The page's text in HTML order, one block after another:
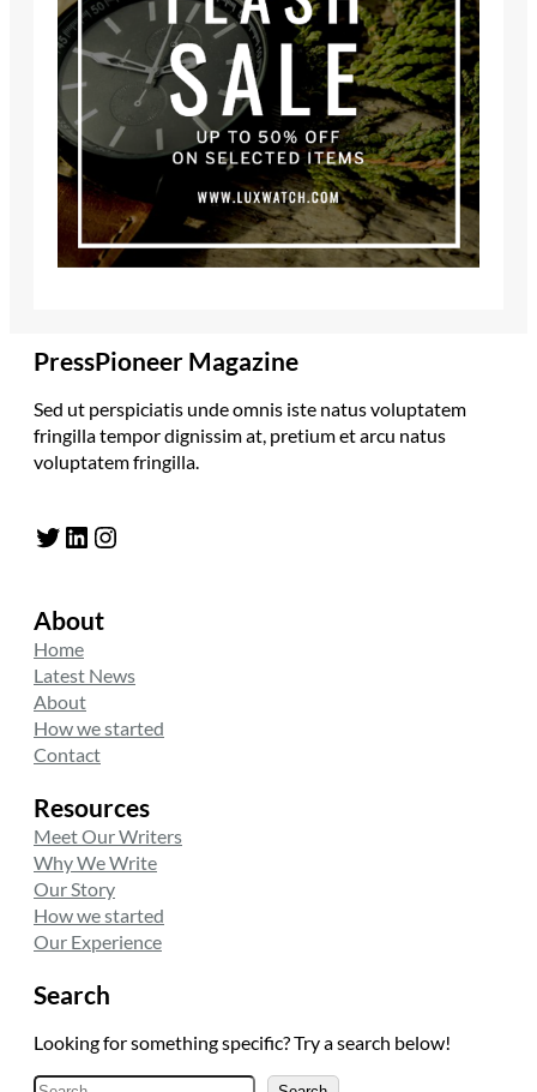
PressPioneer Magazine
Sed ut perspiciatis unde omnis iste natus voluptatem
fringilla tempor dignissim at, pretium et arcu natus
voluptatem fringilla.
Twitter LinkedIn Instagram
About
Home
Latest News
About
How we started
Contact
Resources
Meet Our Writers
Why We Write
Our Story
How we started
Our Experience
Search
Looking for something specific? Try a search below!
A